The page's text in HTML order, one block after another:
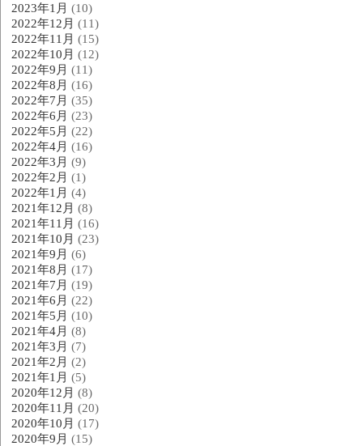
2023年1月 (10)
2022年12月 (11)
2022年11月 (15)
2022年10月 (12)
2022年9月 (11)
2022年8月 (16)
2022年7月 (35)
2022年6月 (23)
2022年5月 (22)
2022年4月 (16)
2022年3月 (9)
2022年2月 (1)
2022年1月 (4)
2021年12月 (8)
2021年11月 (16)
2021年10月 (23)
2021年9月 (6)
2021年8月 (17)
2021年7月 (19)
2021年6月 (22)
2021年5月 (10)
2021年4月 (8)
2021年3月 (7)
2021年2月 (2)
2021年1月 (5)
2020年12月 (8)
2020年11月 (20)
2020年10月 (17)
2020年9月 (15)